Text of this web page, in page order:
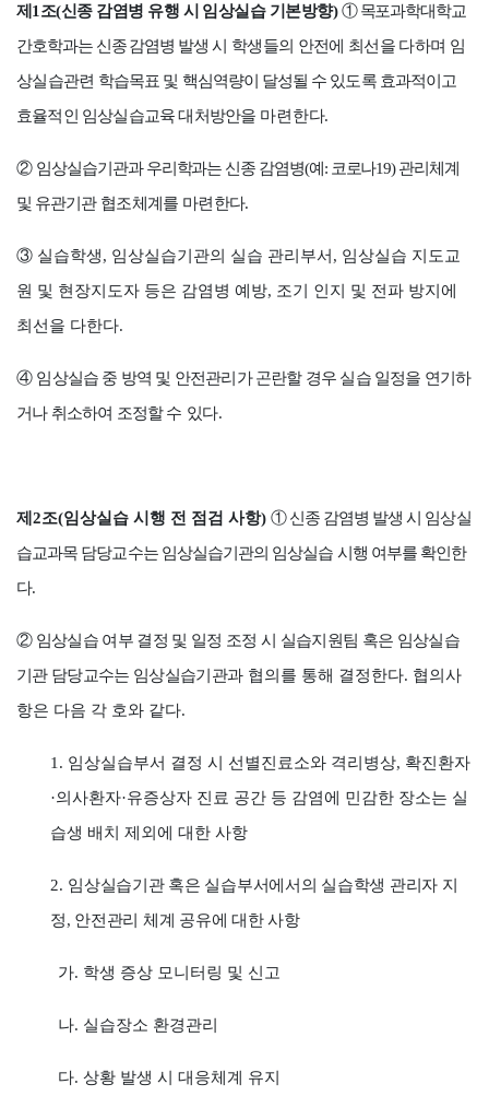
제 1 조(신종 감염병 유행 시 임상실습 기본방향)①목포과학대학교
간호학과는 신종 감염병 발생 시
학생들의 안전에 최선을 다하며 임
상실습관련 학습목표 및 핵심역량이 달성될 수 있도록 효과적이고
효율적인 임상실습교육 대처방안을 마련한다.
② 임상실습기관과 우리학과는 신종 감염병(예 : 코로나19)관리체계
및 유관기관 협조체계를 마련한다.
③ 실습학생, 임상실습기관의 실습 관리부서 , 임상실습 지도교
원 및 현장지도자 등은 감염병 예방, 조기 인지 및 전파 방지에
최선을 다한다.
④ 임상실습 중 방역 및 안전관리가 곤란할 경우 실습 일정을 연기하
거나 취소하여 조정할 수 있다.
제 2조(임상실습 시행 전 점검 사항) ①신종 감염병 발생 시 임상실
습교과목 담당교수는 임상실습기관의 임상실습 시행 여부를 확인한
다.
② 임상실습 여부 결정 및 일정 조정 시 실습지원팀 혹은 임상실습
기관 담당교수는 임상실습기관과 협의를 통해 결정한다. 협의사
항은 다음 각 호와 같다.
1. 임상실습부서 결정 시 선별진료소와 격리병상, 확진환자
·의사환자·유증상자 진료 공간 등 감염에 민감한 장소는 실
습생 배치 제외에 대한 사항
2. 임상실습기관 혹은 실습부서에서의 실습학생 관리자 지
정, 안전관리 체계 공유에 대한 사항
가. 학생 증상 모니터링 및 신고
나. 실습장소 환경관리
다. 상황 발생 시 대응체계 유지